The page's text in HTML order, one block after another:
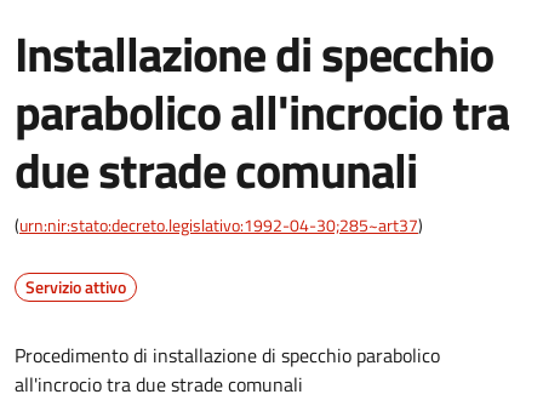
Installazione di specchio
parabolico all'incrocio tra
due strade comunali
(urn:nir:stato:decreto.legislativo:1992-04-30;285~art37)
Servizio attivo
Procedimento di installazione di specchio parabolico
all'incrocio tra due strade comunali